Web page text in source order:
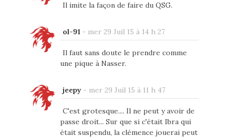
Il imite la façon de faire du QSG.
ol-91- mer 29 Juil 15 à 14 h 27
Il faut sans doute le prendre comme
une pique à Nasser.
jeepy- mer 29 Juil 15 à 11 h 47
C'est grotesque.... Il ne peut y avoir de
passe droit... Sur que si c'était Ibra qui
était suspendu, la clémence jouerai peut